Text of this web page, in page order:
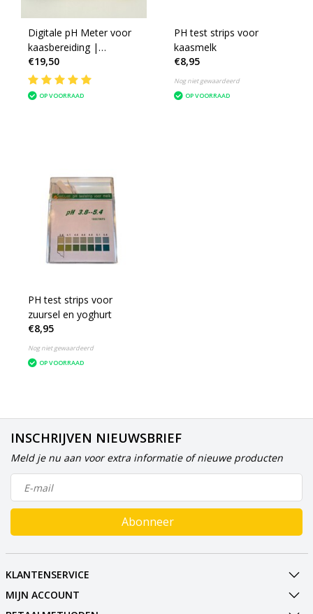
Digitale pH Meter voor
kaasbereiding |
Nauwkeurige pH Tester
€19,50
OP VOORRAAD
PH test strips voor
kaasmelk
€8,95
Nog niet gewaardeerd
OP VOORRAAD
PH test strips voor
zuursel en yoghurt
€8,95
Nog niet gewaardeerd
OP VOORRAAD
INSCHRIJVEN NIEUWSBRIEF
Meld je nu aan voor extra informatie of nieuwe producten
Abonneer
KLANTENSERVICE
MIJN ACCOUNT